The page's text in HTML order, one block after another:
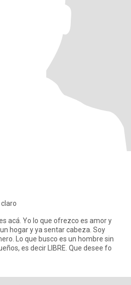
acá. Yo lo que ofrezco es amor y
hogar y ya sentar cabeza. Soy
sin
compromiso y sin hijos pequeños, es decir LIBRE. Que desee fo